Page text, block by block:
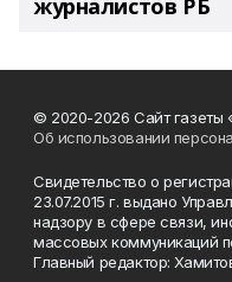
журналистов РБ
© 2020-2026 Сайт газеты
Об использовании
Свидетельство о
23.07.2015 г. выдано
надзору в сфере связи,
массовых коммуникаций
Главный редактор: